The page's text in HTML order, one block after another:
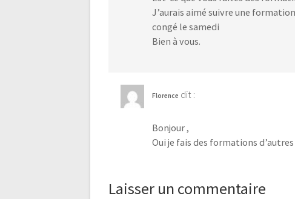
J’aurais aimé suivre une
congé le samedi
Bien à vous.
Florence dit :
Bonjour ,
Oui je fais des formations
Laisser un commentaire